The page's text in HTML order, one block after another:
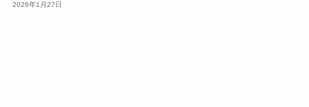
2026年1月27日